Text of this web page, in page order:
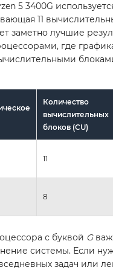
5 3400G
11
заметно лучшие
где
Количество
вычислительных
блоков (CU)
11
8
с буквой G
системы. Если
задач или